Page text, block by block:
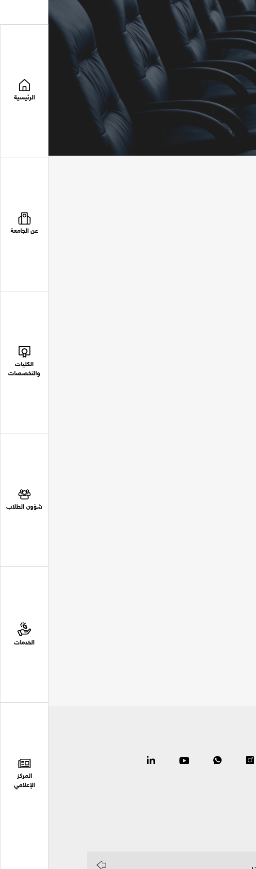
الرئيسية
عن الجامعة
الكليات
والتخصصات
شؤون الطلاب
الخدمات
المركز
الإعلامي